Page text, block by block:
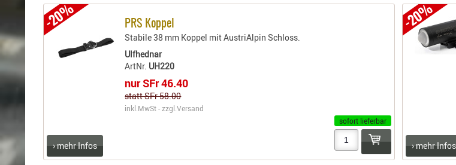
-20% PRS Koppel
Stabile 38 mm Koppel mit AustriAlpin Schloss.
Ulfhednar
ArtNr. UH220
nur SFr 46.40
statt SFr 58.00
inkl.MwSt - zzgl.Versand
sofort lieferbar
› mehr Infos
-20%
› mehr Infos